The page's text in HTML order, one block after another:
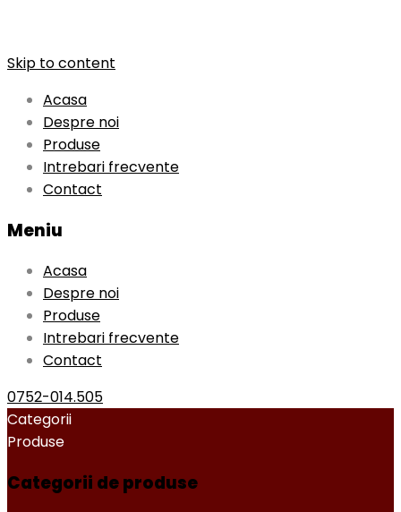
Skip to content
Acasa
Despre noi
Produse
Intrebari frecvente
Contact
Meniu
Acasa
Despre noi
Produse
Intrebari frecvente
Contact
0752-014.505
Categorii
Produse
Categorii de produse